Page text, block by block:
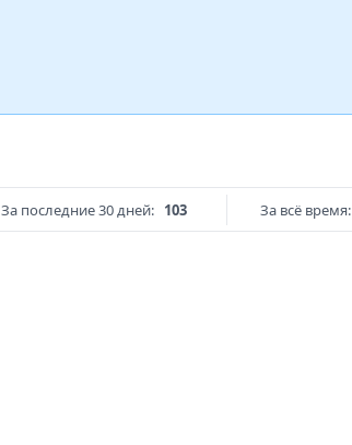
За последние 30 дней: 103 За всё время: